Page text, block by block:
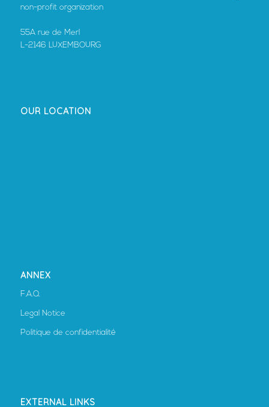
non-profit organization
55A rue de Merl
L-2146 LUXEMBOURG
OUR LOCATION
ANNEX
F.A.Q.
Legal Notice
Politique de confidentialité
EXTERNAL LINKS